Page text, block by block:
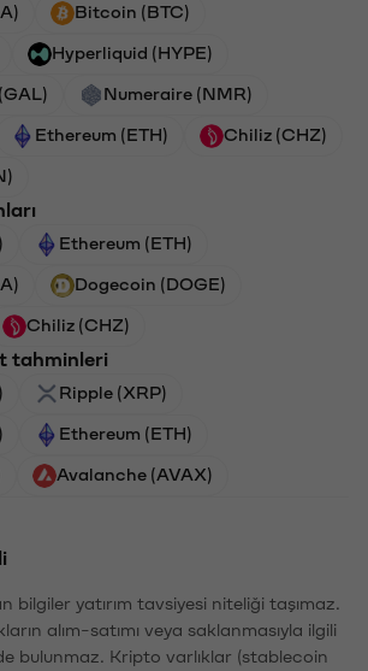
Bitcoin (BTC)
Hyperliquid (HYPE)
Numeraire (NMR)
Ethereum (ETH) Chiliz (CHZ)
Ethereum (ETH)
Dogecoin (DOGE)
Chiliz (CHZ)
tahminleri
Ripple (XRP)
Ethereum (ETH)
Avalanche (AVAX)
bilgiler yatırım tavsiyesi niteliği taşımaz.
alım-satımı veya saklanmasıyla ilgili
bulunmaz. Kripto varlıklar (stablecoin